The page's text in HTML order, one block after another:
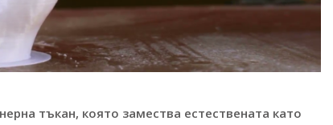
тъкан, която замества естествената като